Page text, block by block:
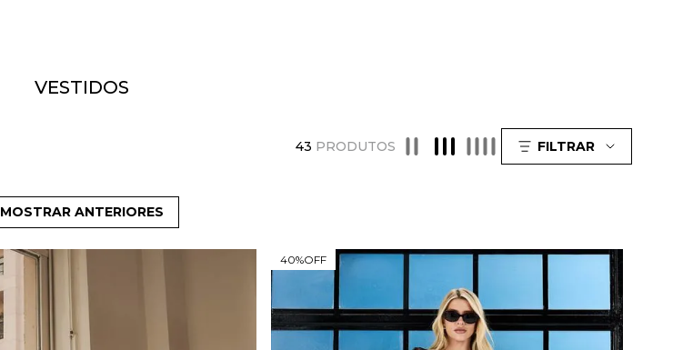
VESTIDOS
43 PRODUTOS FILTRAR
MOSTRAR ANTERIORES
40%OFF